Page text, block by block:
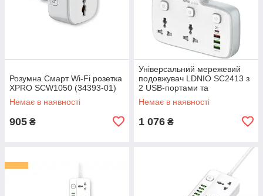
Розумна Смарт Wi-Fi розетка
XPRO SCW1050 (34393-01)
Немає в наявності
905 ₴
Універсальний мережевий
подовжувач LDNIO SC2413 з
2 USB-портами та
підтримкою PD і QC 3.0
(34396-01_316)
Немає в наявності
1 076 ₴